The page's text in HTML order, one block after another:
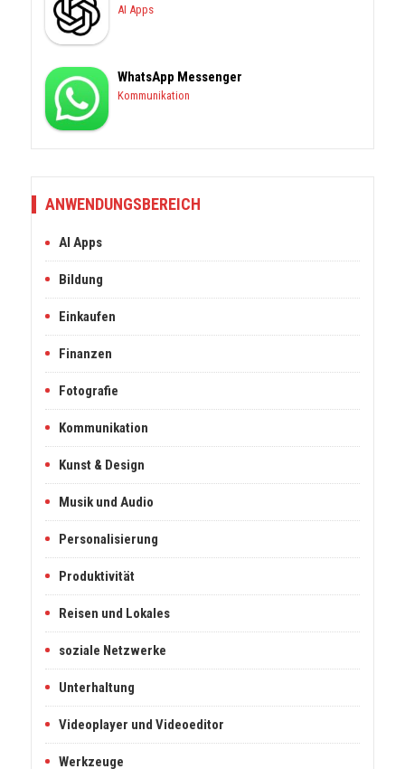
AI Apps
WhatsApp Messenger
Kommunikation
ANWENDUNGSBEREICH
AI Apps
Bildung
Einkaufen
Finanzen
Fotografie
Kommunikation
Kunst & Design
Musik und Audio
Personalisierung
Produktivität
Reisen und Lokales
soziale Netzwerke
Unterhaltung
Videoplayer und Videoeditor
Werkzeuge